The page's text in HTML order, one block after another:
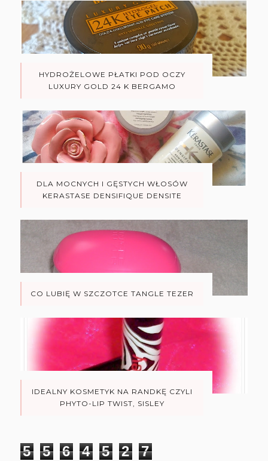
HYDROŻELOWE PŁATKI POD OCZY
LUXURY GOLD 24 K BERGAMO
DLA MOCNYCH I GĘSTYCH WŁOSÓW
KERASTASE DENSIFIQUE DENSITE
CO LUBIĘ W SZCZOTCE TANGLE TEZER
IDEALNY KOSMETYK NA RANDKĘ CZYLI
PHYTO-LIP TWIST, SISLEY
5 5 6 4 5 2 7